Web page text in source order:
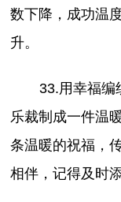
数下降，成功温
升。
33.用幸福编
乐裁制成一件温
条温暖的祝福，
相伴，记得及时